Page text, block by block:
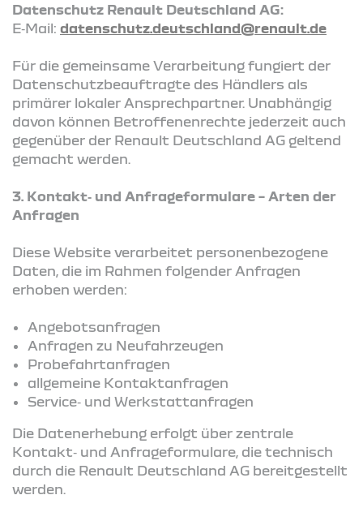
Datenschutz Renault Deutschland AG:
E‑Mail: datenschutz.deutschland@renault.de
Für die gemeinsame Verarbeitung fungiert der
Datenschutzbeauftragte des Händlers als
primärer lokaler Ansprechpartner. Unabhängig
davon können Betroffenenrechte jederzeit auch
gegenüber der Renault Deutschland AG geltend
gemacht werden.
3. Kontakt‑ und Anfrageformulare – Arten der
Anfragen
Diese Website verarbeitet personenbezogene
Daten, die im Rahmen folgender Anfragen
erhoben werden:
Angebotsanfragen
Anfragen zu Neufahrzeugen
Probefahrtanfragen
allgemeine Kontaktanfragen
Service‑ und Werkstattanfragen
Die Datenerhebung erfolgt über zentrale
Kontakt‑ und Anfrageformulare, die technisch
durch die Renault Deutschland AG bereitgestellt
werden.